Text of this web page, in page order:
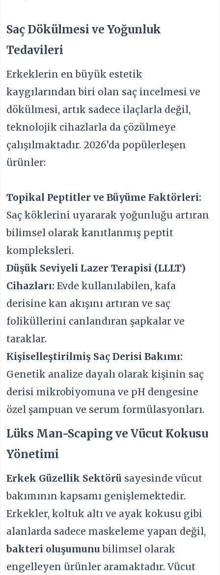
Saç Dökülmesi ve Yoğunluk
Tedavileri
Erkeklerin en büyük estetik
kaygılarından biri olan saç incelmesi ve
dökülmesi, artık sadece ilaçlarla değil,
teknolojik cihazlarla da çözülmeye
çalışılmaktadır. 2026’da popülerleşen
ürünler:
Topikal Peptitler ve Büyüme Faktörleri:
Saç köklerini uyararak yoğunluğu artıran
bilimsel olarak kanıtlanmış peptit
kompleksleri.
Düşük Seviyeli Lazer Terapisi (LLLT)
Cihazları: Evde kullanılabilen, kafa
derisine kan akışını artıran ve saç
foliküllerini canlandıran şapkalar ve
taraklar.
Kişiselleştirilmiş Saç Derisi Bakımı:
Genetik analize dayalı olarak kişinin saç
derisi mikrobiyomuna ve pH dengesine
özel şampuan ve serum formülasyonları.
Lüks Man-Scaping ve Vücut Kokusu
Yönetimi
Erkek Güzellik Sektörü sayesinde vücut
bakımının kapsamı genişlemektedir.
Erkekler, koltuk altı ve ayak kokusu gibi
alanlarda sadece maskeleme yapan değil,
bakteri oluşumunu bilimsel olarak
engelleyen ürünler aramaktadır. Vücut